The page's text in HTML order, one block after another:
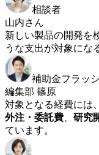
相談者
山内さん
新しい製品の開発を
うな支出が対象にな
補助金フラッ
編集部 篠原
対象となる経費には、
外注・委託費
研究
ています。